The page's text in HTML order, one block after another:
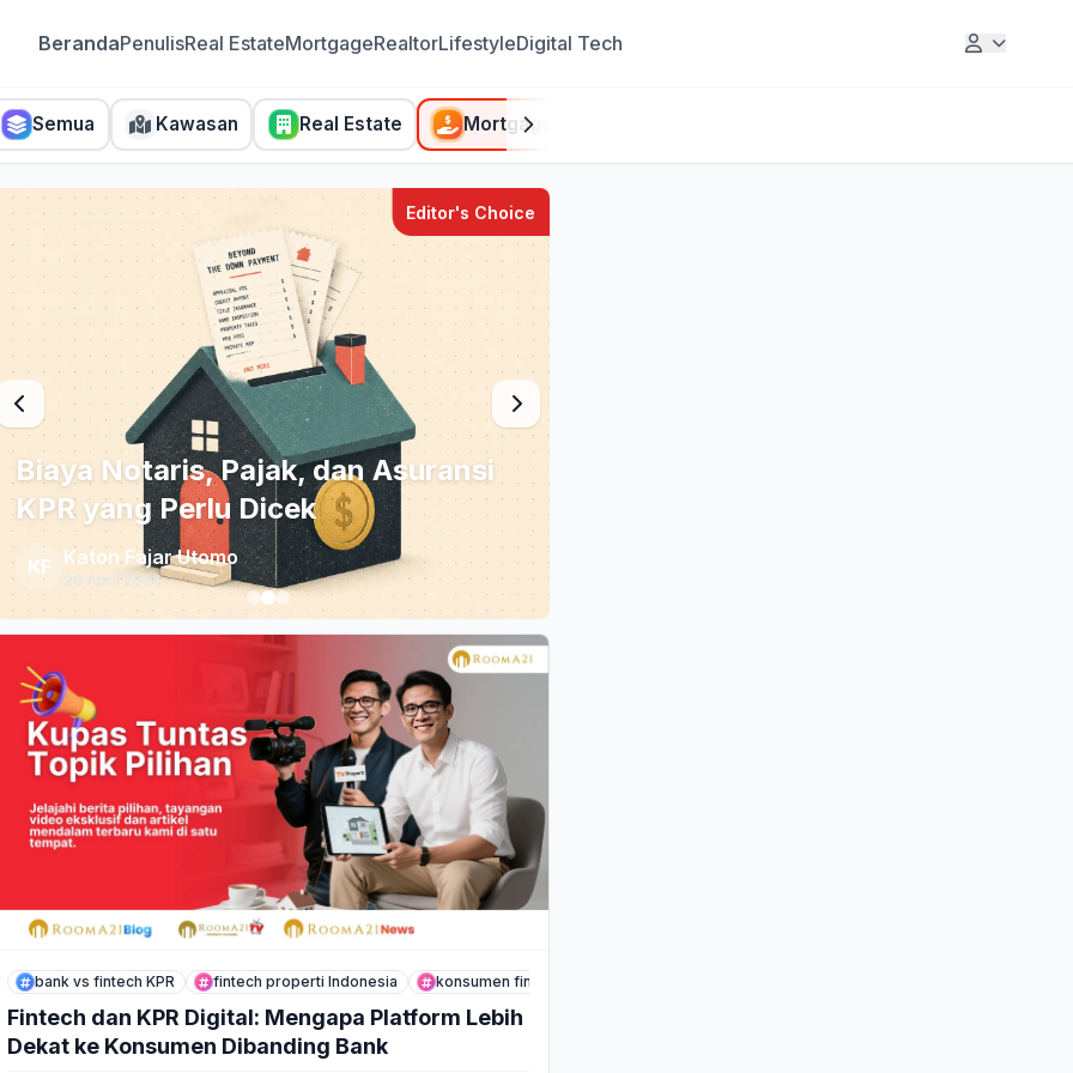
BerandaPenulisReal EstateMortgageRealtorLifestyleDigital Tech
Semua Kawasan Real Estate Mortgage
Biaya Notaris, Pajak, dan Asuransi
KPR yang Perlu Dicek
KF Katon Fajar Utomo
28 April 2026
Editor's Choice
bank vs fintech KPR fintech properti Indonesia konsumen fintech
Fintech dan KPR Digital: Mengapa Platform Lebih
Dekat ke Konsumen Dibanding Bank